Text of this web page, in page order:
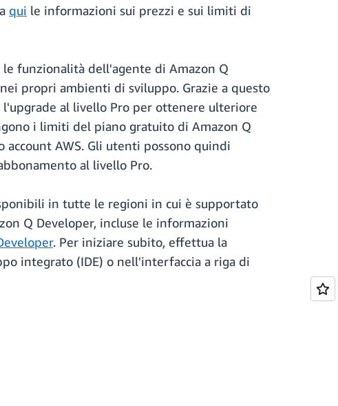
qui le informazioni sui prezzi e sui limiti di
funzionalità dell'agente di Amazon Q
propri ambienti di sviluppo. Grazie a questo
al livello Pro per ottenere ulteriore
i limiti del piano gratuito di Amazon Q
AWS. Gli utenti possono quindi
al livello Pro.
in tutte le regioni in cui è supportato
Q Developer, incluse le informazioni
. Per iniziare subito, effettua la
integrato (IDE) o nell'interfaccia a riga di